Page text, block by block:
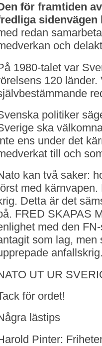
för framtiden
sidenvägen
redan
och
1980-talet var
120
politiker
ska
ens under det
till och
kan två saker:
med
Detta är det
FRED SKAPAS
med den
som lag, men
UT UR
för ordet!
lästips
Pinter: